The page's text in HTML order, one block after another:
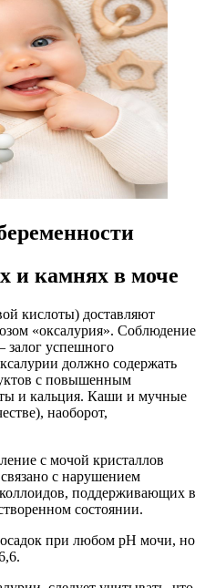
и камнях в моче
кислоты) доставляют
«оксалурия». Соблюдение
залог успешного
должно содержать
с повышенным
и кальция. Каши и мучные
наоборот,
с мочой кристаллов
с нарушением
поддерживающих в
состоянии.
при любом рН мочи, но